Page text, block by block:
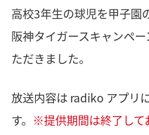
高校3年生の球児を甲子園
阪神タイガースキャンペ
ただきました。
放送内容は radiko アプリ
す。 ※提供期間は終了して